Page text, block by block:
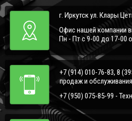
ПРИМЕНЕНИЯ
НОВОСТИ
ДОСТАВКА И ОПЛАТА
КОНТАКТЫ
г. Иркутск ул. Клары
Офис нашей компании
Пн - Пт с 9-00 до 17-00
+7 (914) 010-76-83, 8
продаж и
+7 (950) 075-85-99 -